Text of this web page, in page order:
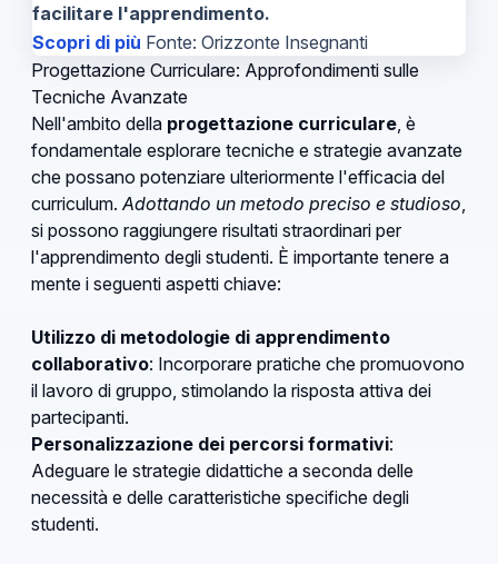
facilitare l'apprendimento.
Scopri di più Fonte: Orizzonte Insegnanti
Progettazione Curriculare: Approfondimenti sulle
Tecniche Avanzate
Nell'ambito della progettazione curriculare , è
fondamentale esplorare tecniche e strategie avanzate
che possano potenziare ulteriormente l'efficacia del
curriculum. Adottando un metodo preciso e studioso
si possono raggiungere risultati straordinari per
l'apprendimento degli studenti. È importante tenere a
mente i seguenti aspetti chiave:
Utilizzo di metodologie di apprendimento
collaborativo: Incorporare pratiche che promuovono
il lavoro di gruppo, stimolando la risposta attiva dei
partecipanti.
Personalizzazione dei percorsi formativi:
Adeguare le strategie didattiche a seconda delle
necessità e delle caratteristiche specifiche degli
studenti.